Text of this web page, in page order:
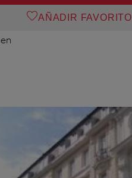
AÑADIR FAVORITO